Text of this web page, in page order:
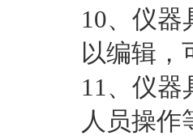
10、仪器
以编辑，
11、仪器
人员操作